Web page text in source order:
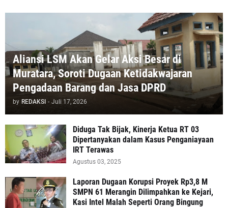
Aliansi LSM Akan Gelar Aksi Besar di
Muratara, Soroti Dugaan Ketidakwajaran
Pengadaan Barang dan Jasa DPRD
by REDAKSI - Juli 17, 2026
Diduga Tak Bijak, Kinerja Ketua RT 03
Dipertanyakan dalam Kasus Penganiayaan
IRT Terawas
Agustus 03, 2025
‎Laporan Dugaan Korupsi Proyek Rp3,8 M
SMPN 61 Merangin Dilimpahkan ke Kejari,
Kasi Intel Malah Seperti Orang Bingung